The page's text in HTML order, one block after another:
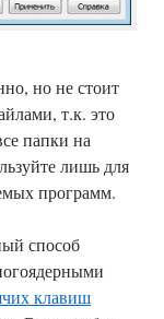
но не стоит
т.к. это
папки на
лишь для
программ.
способ
клавиш